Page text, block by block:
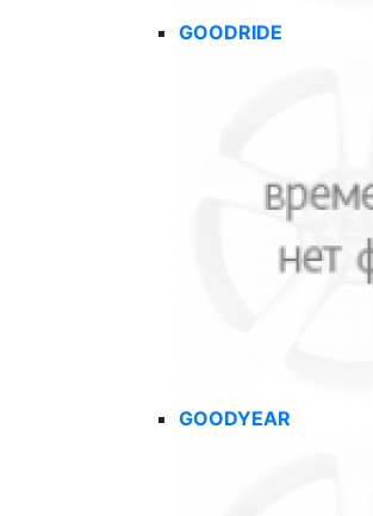
GOODRIDE
GOODYEAR